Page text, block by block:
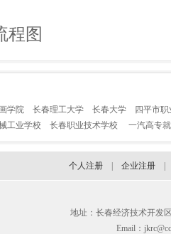
程图
学院 长春理工大学 长春大学
四平市
工业学校 长春职业技术学校 一汽高专
个人注册 企业注册
地址：长春经济技术开发
Email：